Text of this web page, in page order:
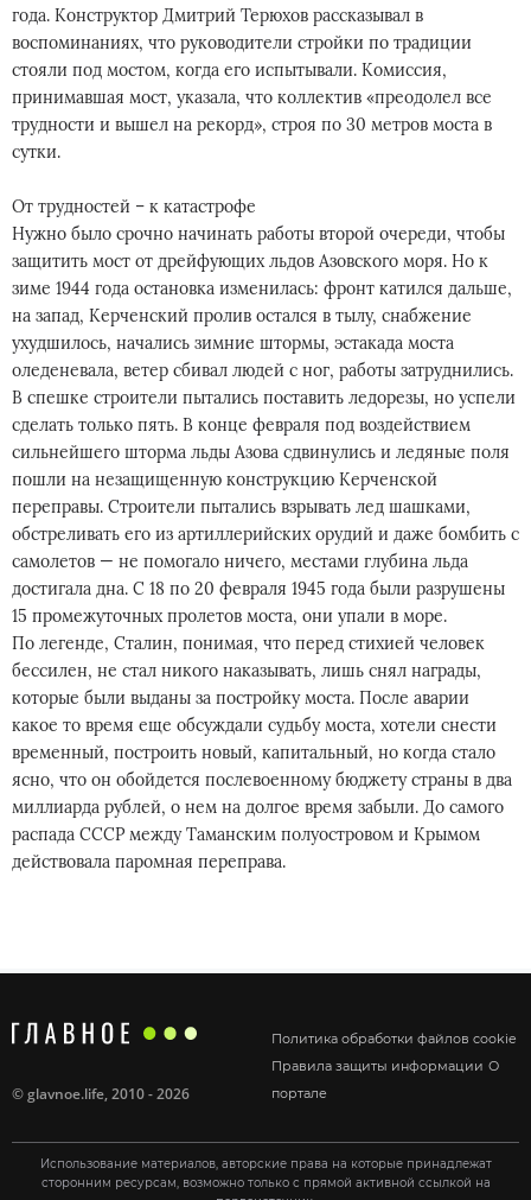
года. Конструктор Дмитрий Терюхов рассказывал в
воспоминаниях, что руководители стройки по традиции
стояли под мостом, когда его испытывали. Комиссия,
принимавшая мост, указала, что коллектив «преодолел все
трудности и вышел на рекорд», строя по 30 метров моста в
сутки.
От трудностей – к катастрофе
Нужно было срочно начинать работы второй очереди, чтобы
защитить мост от дрейфующих льдов Азовского моря. Но к
зиме 1944 года остановка изменилась: фронт катился дальше,
на запад, Керченский пролив остался в тылу, снабжение
ухудшилось, начались зимние штормы, эстакада моста
оледеневала, ветер сбивал людей с ног, работы затруднились.
В спешке строители пытались поставить ледорезы, но успели
сделать только пять. В конце февраля под воздействием
сильнейшего шторма льды Азова сдвинулись и ледяные поля
пошли на незащищенную конструкцию Керченской
переправы. Строители пытались взрывать лед шашками,
обстреливать его из артиллерийских орудий и даже бомбить с
самолетов — не помогало ничего, местами глубина льда
достигала дна. С 18 по 20 февраля 1945 года были разрушены
15 промежуточных пролетов моста, они упали в море.
По легенде, Сталин, понимая, что перед стихией человек
бессилен, не стал никого наказывать, лишь снял награды,
которые были выданы за постройку моста. После аварии
какое то время еще обсуждали судьбу моста, хотели снести
временный, построить новый, капитальный, но когда стало
ясно, что он обойдется послевоенному бюджету страны в два
миллиарда рублей, о нем на долгое время забыли. До самого
распада СССР между Таманским полуостровом и Крымом
действовала паромная переправа.
Политика обработки файлов cookie
Правила защиты информации О
портале
©glavnoe.life, 2010 - 2026
Использование материалов, авторские права на которые принадлежат
сторонним ресурсам, возможно только с прямой активной ссылкой на